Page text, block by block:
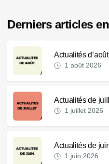
Derniers articles
Actualités d’août
1 août 2026
Actualités de
1 juillet 2026
Actualités de
1 juin 2026